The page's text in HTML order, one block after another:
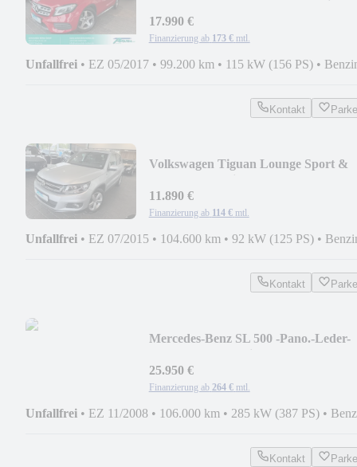
17.990 €
Finanzierung ab 173 € mtl.
Unfallfrei • EZ 05/2017 • 99.200 km • 115 kW (156 PS) •
Kontakt
Volkswagen Tiguan Lounge Sport &
11.890 €
Finanzierung ab 114 € mtl.
Unfallfrei • EZ 07/2015 • 104.600 km • 92 kW (125 PS) •
Kontakt
Mercedes-Benz SL 500 -Pano.-Leder-
25.950 €
Finanzierung ab 264 € mtl.
Unfallfrei • EZ 11/2008 • 106.000 km • 285 kW (387 PS) •
Kontakt